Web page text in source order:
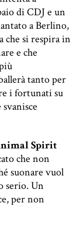
di CDJ e un
a Berlino,
che si respira in
e che
tanto per
i fortunati su
Spirit
che non
suonare vuol
serio. Un
per non